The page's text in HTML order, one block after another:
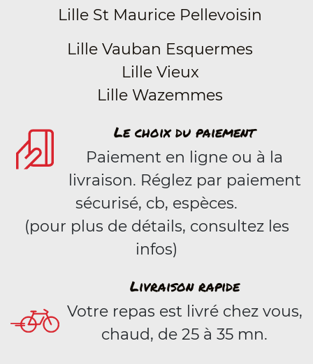
Lille St Maurice Pellevoisin
Lille Vauban Esquermes
Lille Vieux
Lille Wazemmes
Le choix du paiement
Paiement en ligne ou à la
livraison. Réglez par paiement
sécurisé, cb, espèces.
(pour plus de détails, consultez les
infos)
Livraison rapide
Votre repas est livré chez vous,
chaud, de 25 à 35 mn.